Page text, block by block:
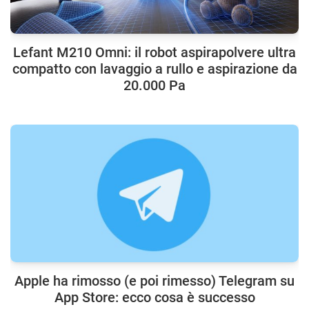
Lefant M210 Omni: il robot aspirapolvere ultra
compatto con lavaggio a rullo e aspirazione da
20.000 Pa
Apple ha rimosso (e poi rimesso) Telegram su
App Store: ecco cosa è successo